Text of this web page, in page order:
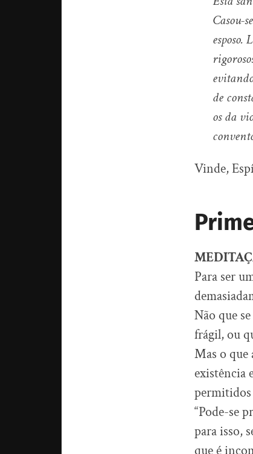
Casou-
de
os da
Vinde,
Para ser
Não que
frágil, ou
Mas o que
existência
permitidos
“Pode-se
para isso,